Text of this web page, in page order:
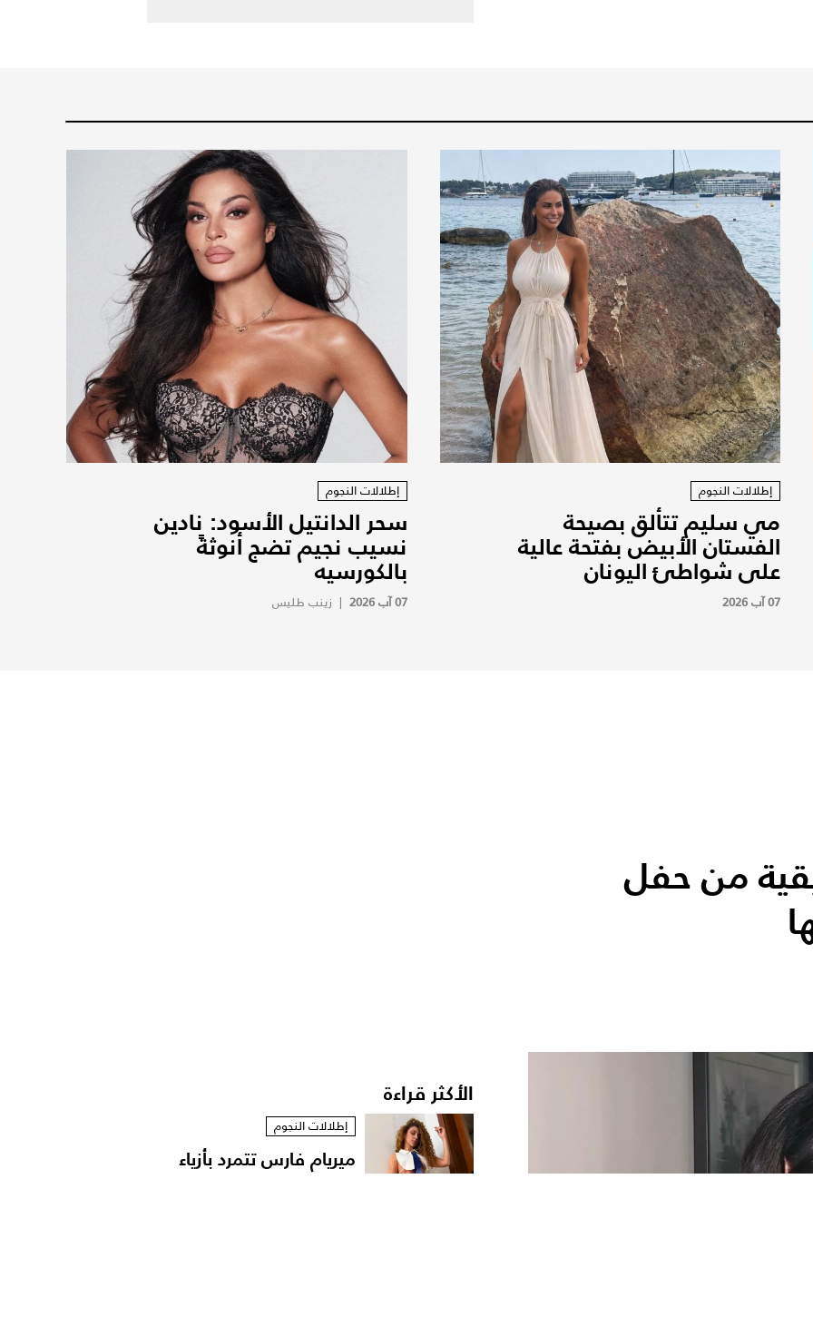
إطلالات النجوم
مي سليم تتألق بصيحة
الفستان الأبيض بفتحة عالية
على شواطئ اليونان
07 آب 2026
إطلالات النجوم
سحر الدانتيل الأسود: نادين
نسيب نجيم تضج أنوثةً
بالكورسيه
07 آب 2026 | زينب طليس
من حفل
الأكثر قراءة
إطلالات النجوم
ميريام فارس تتمرد بأزياء
مستوحاة من الخزانة...